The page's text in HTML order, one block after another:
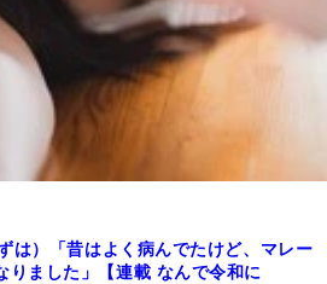
は）「昔はよく病んでたけど、マレー
りました」【連載 なんで令和に